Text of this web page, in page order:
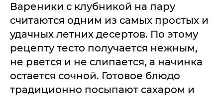
Вареники с клубникой на пару
считаются одним из самых простых и
удачных летних десертов. По этому
рецепту тесто получается нежным,
не рвется и не слипается, а начинка
остается сочной. Готовое блюдо
традиционно посыпают сахаром и